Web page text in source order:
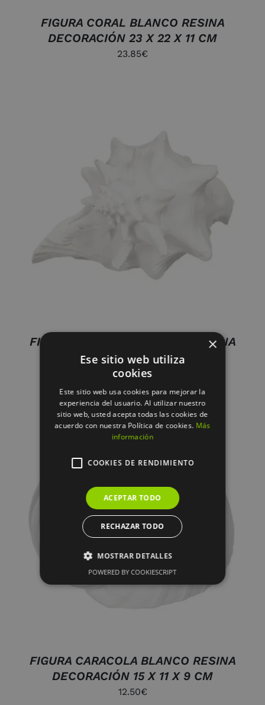
FIGURA CORAL BLANCO RESINA
DECORACIÓN 23 X 22 X 11 CM
23.85€
FIGURA CARACOLA BLANCO RESINA
DECORACIÓN 21 X 19 X 13 CM
23.75€
AÑADIR AL CARRITO
/
FIGURA CARACOLA BLANCO RESINA
DECORACIÓN 15 X 11 X 9 CM
12.50€
×
Ese sitio web utiliza
cookies
Este sitio web usa cookies para mejorar la
experiencia del usuario. Al utilizar nuestro
sitio web, usted acepta todas las cookies de
acuerdo con nuestra Política de cookies. Más
información
COOKIES DE RENDIMIENTO
ACEPTAR TODO
RECHAZAR TODO
MOSTRAR DETALLES
POWERED BY COOKIESCRIPT